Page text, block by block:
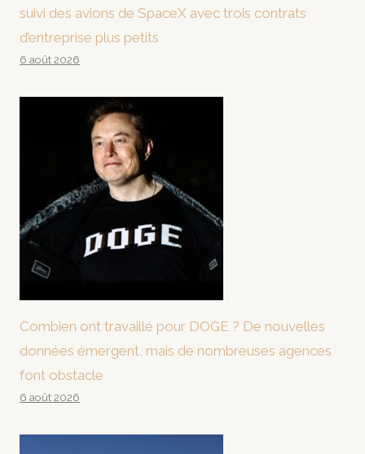
suivi des avions de SpaceX avec trois contrats
d’entreprise plus petits
6 août 2026
Combien ont travaillé pour DOGE ? De nouvelles
données émergent, mais de nombreuses agences
font obstacle
6 août 2026